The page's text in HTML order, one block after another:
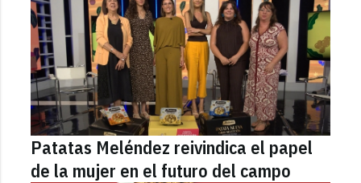
Patatas Meléndez reivindica el papel
de la mujer en el futuro del campo